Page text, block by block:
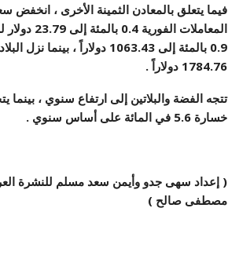
فيما يتعلق بالمعادن الثمينة الأخرى ، انخفض
المعاملات
1784.76 دولاراً .
تتجه الفضة والبلاتين إلى ارتفاع سنوي ، بينما
خسارة 5.6 في المائة على أساس سنوي .
( إعداد سهى جدو وأيمن سعد مسلم للنشرة
مصطفى صالح )